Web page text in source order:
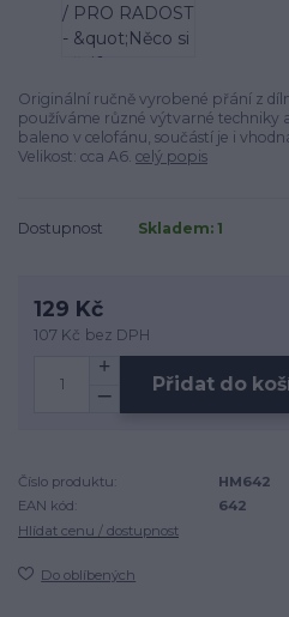
Originální ručně vyrobené přání z
používáme různé výtvarné techniky
baleno v celofánu, součástí je i
Velikost: cca A6. celý popis
Dostupnost Skladem: 1
129 Kč
107 Kč bez DPH
Přidat do
Číslo produktu:
HM642
EAN kód:
642
Hlídat cenu / dostupnost
Do oblíbených